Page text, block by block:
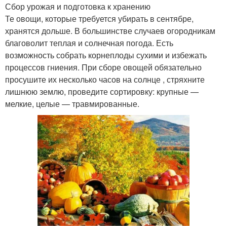
Сбор урожая и подготовка к хранению
Те овощи, которые требуется убирать в сентябре,
хранятся дольше. В большинстве случаев огородникам
благоволит теплая и солнечная погода. Есть
возможность собрать корнеплоды сухими и избежать
процессов гниения. При сборе овощей обязательно
просушите их несколько часов на солнце , стряхните
лишнюю землю, проведите сортировку: крупные —
мелкие, целые — травмированные.